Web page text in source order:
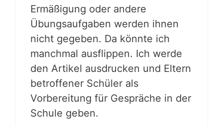
Ermäßigung oder andere
Übungsaufgaben werden ihnen
nicht gegeben. Da könnte ich
manchmal ausflippen. Ich werde
den Artikel ausdrucken und Eltern
betroffener Schüler als
Vorbereitung für Gespräche in der
Schule geben.